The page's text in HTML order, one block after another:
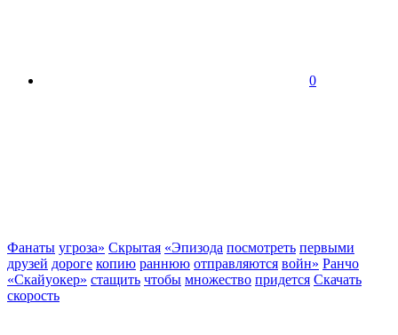
0
Фанаты угроза» Скрытая «Эпизода посмотреть первыми
друзей дороге копию раннюю отправляются войн» Ранчо
«Скайуокер» стащить чтобы множество придется Скачать
скорость